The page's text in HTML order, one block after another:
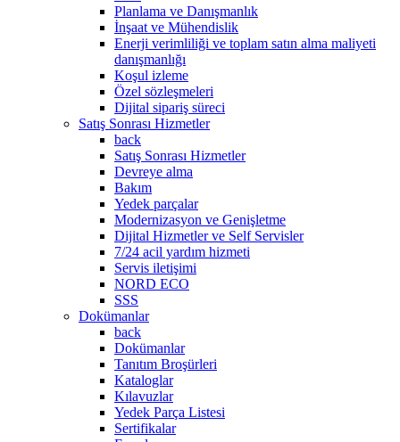
Planlama ve Danışmanlık
İnşaat ve Mühendislik
Enerji verimliliği ve toplam satın alma maliyeti
danışmanlığı
Koşul izleme
Özel sözleşmeleri
Dijital sipariş süreci
Satış Sonrası Hizmetler
back
Satış Sonrası Hizmetler
Devreye alma
Bakım
Yedek parçalar
Modernizasyon ve Genişletme
Dijital Hizmetler ve Self Servisler
7/24 acil yardım hizmeti
Servis iletişimi
NORD ECO
SSS
Dokümanlar
back
Dokümanlar
Tanıtım Broşürleri
Kataloglar
Kılavuzlar
Yedek Parça Listesi
Sertifikalar